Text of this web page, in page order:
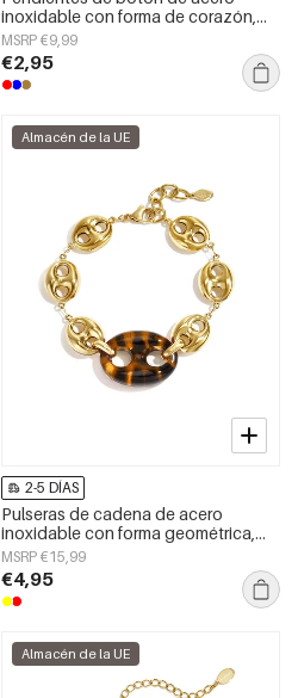
inoxidable con forma de corazón,
sencillos, de la serie Daily Simple,
joyería para mujer.
MSRP €9,99
€2,95
Almacén de la UE
2-5 DÍAS
Pulseras de cadena de acero
inoxidable con forma geométrica,
sencillas, de la serie Daily Simple,
joyería para mujer.
MSRP €15,99
€4,95
Almacén de la UE